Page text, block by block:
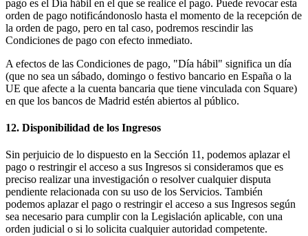
pago es el Día hábil en el que se realice el pago. Puede revocar esta
orden de pago notificándonoslo hasta el momento de la recepción de
la orden de pago, pero en tal caso, podremos rescindir las
Condiciones de pago con efecto inmediato.
A efectos de las Condiciones de pago, "Día hábil" significa un día
(que no sea un sábado, domingo o festivo bancario en España o la
UE que afecte a la cuenta bancaria que tiene vinculada con Square)
en que los bancos de Madrid estén abiertos al público.
12. Disponibilidad de los Ingresos
Sin perjuicio de lo dispuesto en la Sección 11, podemos aplazar el
pago o restringir el acceso a sus Ingresos si consideramos que es
preciso realizar una investigación o resolver cualquier disputa
pendiente relacionada con su uso de los Servicios. También
podemos aplazar el pago o restringir el acceso a sus Ingresos según
sea necesario para cumplir con la Legislación aplicable, con una
orden judicial o si lo solicita cualquier autoridad competente.